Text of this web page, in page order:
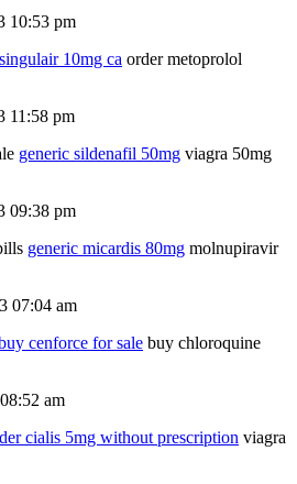
10:53 pm
singulair 10mg ca order metoprolol
11:58 pm
generic sildenafil 50mg viagra 50mg
09:38 pm
generic micardis 80mg molnupiravir
07:04 am
cenforce for sale buy chloroquine
am
cialis 5mg without prescription viagra